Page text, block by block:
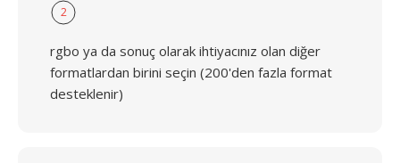
2
rgbo ya da sonuç olarak ihtiyacınız olan diğer
formatlardan birini seçin (200'den fazla format
desteklenir)